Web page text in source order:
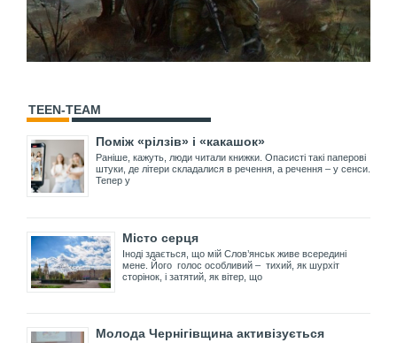
TEEN-TEAM
Поміж «рілзів» і «какашок»
Раніше, кажуть, люди читали книжки. Опасисті такі паперові
штуки, де літери складалися в речення, а речення – у сенси.
Тепер у
Місто серця
Іноді здається, що мій Слов’янськ живе всередині
мене. Його голос особливий – тихий, як шурхіт
сторінок, і затятий, як вітер, що
Молода Чернігівщина активізується